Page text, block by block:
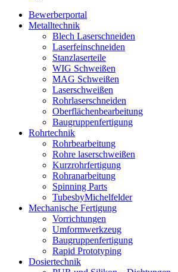
Bewerberportal
Metalltechnik
Blech Laserschneiden
Laserfeinschneiden
Stanzlaserteile
WIG Schweißen
MAG Schweißen
Laserschweißen
Rohrlaserschneiden
Oberflächenbearbeitung
Baugruppenfertigung
Rohrtechnik
Rohrbearbeitung
Rohre laserschweißen
Kurzrohrfertigung
Rohranarbeitung
Spinning Parts
TubesbyMichelfelder
Mechanische Fertigung
Vorrichtungen
Umformwerkzeug
Baugruppenfertigung
Rapid Prototyping
Dosiertechnik